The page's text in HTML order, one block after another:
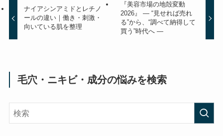
ナイアシンアミドとレチノ
ールの違い｜働き・刺激・
向いている肌を整理
『美容市場の地殻変動
2026』 ― “見せれば売れ
る”から、“調べて納得して
買う”時代へ ―
毛穴・ニキビ・成分の悩みを検索